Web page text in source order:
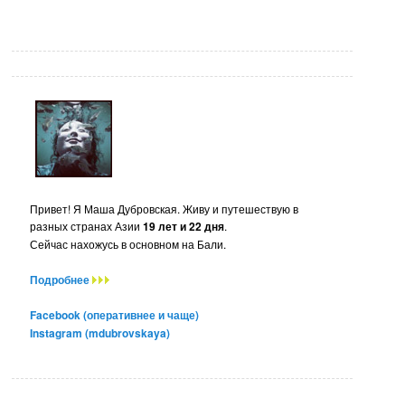
Привет! Я Маша Дубровская. Живу и путешествую в
разных странах Азии19 лет и 22 дня.
Сейчас нахожусь в основном на Бали.
Подробнее
Facebook (оперативнее и чаще)
Instagram (mdubrovskaya)